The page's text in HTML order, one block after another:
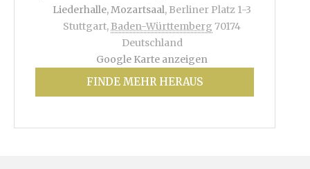
Liederhalle, Mozartsaal, Berliner Platz 1-3
Stuttgart, Baden-Württemberg 70174
Deutschland
Google Karte anzeigen
FINDE MEHR HERAUS